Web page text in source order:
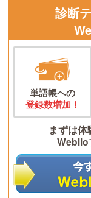
診断
単語帳への
登録数増加！
まずは体
Weblio